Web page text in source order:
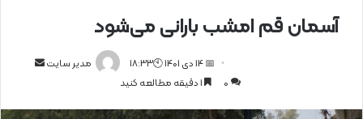
آسمان قم امشب بارانی می‌شود
مدیر سایت
📅 14 دی 1401 🕙18:33
0